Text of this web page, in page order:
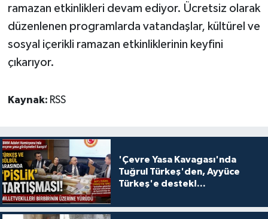
ramazan etkinlikleri devam ediyor. Ücretsiz olarak
düzenlenen programlarda vatandaşlar, kültürel ve
sosyal içerikli ramazan etkinliklerinin keyfini
çıkarıyor.
Kaynak: RSS
'Çevre Yasa Kavagası'nda
Tuğrul Türkeş'den, Ayyüce
Türkeş'e destek!...